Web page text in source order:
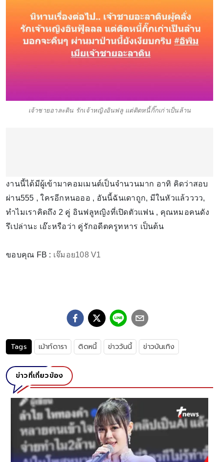
เจ้าชายอาละดิน รักเจ้าหญิงอินฟลู แต่ติดหนี้กิ๊กเก่าเป็นล้าน
งานนี้ได้มีผู้เข้ามาคอมเมนต์เป็นจำนวนมาก อาทิ คิดว่าสอบ
ผ่าน555 , ใครอีกหนอออ , อันนี้ฉันเดาถูก, มีในหัวแล้วววว,
ทำไมเราคิดถึง 2 คู่ อินฟลูหญิงที่เปิดตัวแฟน , คุณหมอคนดัง
รึเปล่านะ เอ๊ะหรือว่า คู่รักอดีตครูทหาร เป็นต้น
ขอบคุณ FB : เจ๊มอย108 V1
Tags เม้าท์ดารา ติดหนี้ ข่าววันนี้ ข่าวบันเทิง
ข่าวที่เกี่ยวข้อง